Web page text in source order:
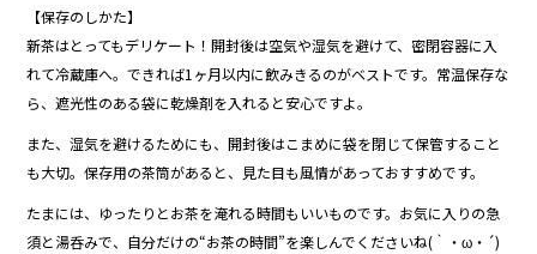
【保存のしかた】
新茶はとってもデリケート！開封後は空気や湿気を避けて、密閉容器に入
れて冷蔵庫へ。できれば1ヶ月以内に飲みきるのがベストです。常温保存な
ら、遮光性のある袋に乾燥剤を入れると安心ですよ。
また、湿気を避けるためにも、開封後はこまめに袋を閉じて保管すること
も大切。保存用の茶筒があると、見た目も風情があっておすすめです。
たまには、ゆったりとお茶を淹れる時間もいいものです。お気に入りの急
須と湯呑みで、自分だけの“お茶の時間”を楽しんでくださいね(｀・ω・´)